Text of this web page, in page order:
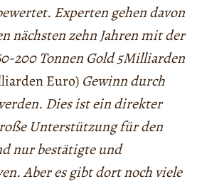
Experten gehen davon
nächsten zehn Jahren mit der
200 Tonnen Gold 5Milliarden
Euro) Gewinn durch
Dies ist ein direkter
Unterstützung für den
nur bestätigte und
Aber es gibt dort noch viele